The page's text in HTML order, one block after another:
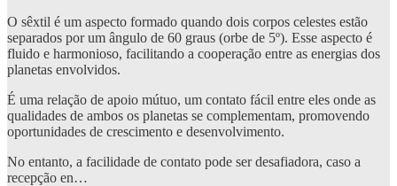
O sêxtil é um aspecto formado quando dois corpos celestes estão
separados por um ângulo de 60 graus (orbe de 5º). Esse aspecto é
fluido e harmonioso, facilitando a cooperação entre as energias dos
planetas envolvidos.
É uma relação de apoio mútuo, um contato fácil entre eles onde as
qualidades de ambos os planetas se complementam, promovendo
oportunidades de crescimento e desenvolvimento.
No entanto, a facilidade de contato pode ser desafiadora, caso a
recepção en…